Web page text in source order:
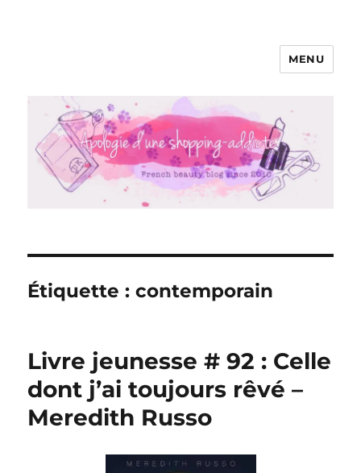
Apologie d'une Shopping-addicte
MENU
Étiquette :contemporain
Livre jeunesse # 92 : Celle
dont j’ai toujours rêvé –
Meredith Russo